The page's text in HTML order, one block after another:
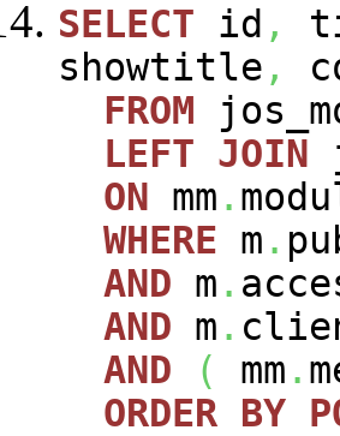
SELECT id ,
showtitle ,
FROM
LEFT JOIN
ON mm .
WHERE m .
AND m .
AND m .
AND
( mm .
ORDER BY